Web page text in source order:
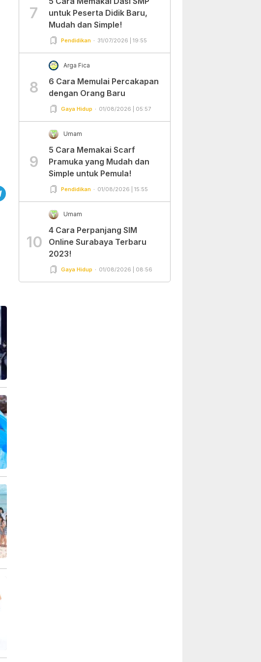
7
untuk Peserta Didik Baru,
Mudah dan Simple!
Pendidikan 31/07/2026 | 19:55
8
Arga Fica
6 Cara Memulai Percakapan
dengan Orang Baru
Gaya Hidup 01/08/2026 | 05:57
9
Umam
5 Cara Memakai Scarf
Pramuka yang Mudah dan
Simple untuk Pemula!
Pendidikan 01/08/2026 | 15:55
10
Umam
4 Cara Perpanjang SIM
Online Surabaya Terbaru
2023!
Gaya Hidup 01/08/2026 | 08:56